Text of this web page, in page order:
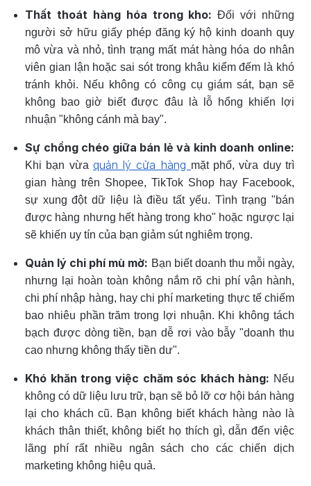
Thất thoát hàng hóa trong kho: Đối với những
người sở hữu giấy phép đăng ký hộ kinh doanh quy
mô vừa và nhỏ, tình trạng mất mát hàng hóa do nhân
viên gian lận hoặc sai sót trong khâu kiểm đếm là khó
tránh khỏi. Nếu không có công cụ giám sát, bạn sẽ
không bao giờ biết được đâu là lỗ hổng khiến lợi
nhuận "không cánh mà bay".
Sự chồng chéo giữa bán lẻ và kinh doanh online:
Khi bạn vừa quản lý cửa hàng mặt phố, vừa duy trì
gian hàng trên Shopee, TikTok Shop hay Facebook,
sự xung đột dữ liệu là điều tất yếu. Tình trạng "bán
được hàng nhưng hết hàng trong kho" hoặc ngược lại
sẽ khiến uy tín của bạn giảm sút nghiêm trọng.
Quản lý chi phí mù mờ: Bạn biết doanh thu mỗi ngày,
nhưng lại hoàn toàn không nắm rõ chi phí vận hành,
chi phí nhập hàng, hay chi phí marketing thực tế chiếm
bao nhiêu phần trăm trong lợi nhuận. Khi không tách
bạch được dòng tiền, bạn dễ rơi vào bẫy "doanh thu
cao nhưng không thấy tiền dư".
Khó khăn trong việc chăm sóc khách hàng: Nếu
không có dữ liệu lưu trữ, bạn sẽ bỏ lỡ cơ hội bán hàng
lại cho khách cũ. Bạn không biết khách hàng nào là
khách thân thiết, không biết họ thích gì, dẫn đến việc
lãng phí rất nhiều ngân sách cho các chiến dịch
marketing không hiệu quả.